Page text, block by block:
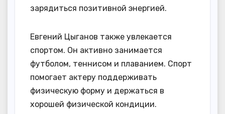
зарядиться позитивной энергией.
Евгений Цыганов также увлекается
спортом. Он активно занимается
футболом, теннисом и плаванием. Спорт
помогает актеру поддерживать
физическую форму и держаться в
хорошей физической кондиции.